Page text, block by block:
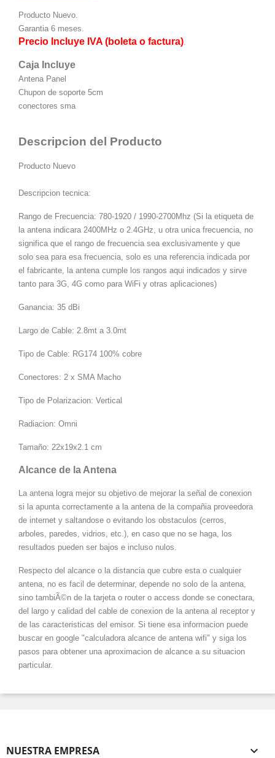
Producto Nuevo.
Garantia 6 meses.
Precio Incluye IVA (boleta o factura).
Caja Incluye
Antena Panel
Chupon de soporte 5cm
conectores sma
Descripcion del Producto
Producto Nuevo
Descripcion tecnica:
Rango de Frecuencia: 780-1920 / 1990-2700Mhz (Si la etiqueta de
la antena indicara 2400MHz o 2.4GHz, u otra unica frecuencia, no
significa que el rango de frecuencia sea exclusivamente y que
solo sea para esa frecuencia, solo es una referencia indicada por
el fabricante, la antena cumple los rangos aqui indicados y sirve
tanto para 3G, 4G como para WiFi y otras aplicaciones)
Ganancia: 35 dBi
Largo de Cable: 2.8mt a 3.0mt
Tipo de Cable: RG174 100% cobre
Conectores: 2 x SMA Macho
Tipo de Polarizacion: Vertical
Radiacion: Omni
Tamaño: 22x19x2.1 cm
Alcance de la Antena
La antena logra mejor su objetivo de mejorar la señal de conexion
si la apunta correctamente a la antena de la compañia proveedora
de internet y saltandose o evitando los obstaculos (cerros,
arboles, paredes, vidrios, etc.), en caso que no se haga, los
resultados pueden ser bajos e incluso nulos.
Respecto del alcance o la distancia que cubre esta o cualquier
antena, no es facil de determinar, depende no solo de la antena,
sino tambiÃ©n de la tarjeta o router o access donde se conectara,
del largo y calidad del cable de conexion de la antena al receptor y
de las caracteristicas del emisor. Si tiene esa informacion puede
buscar en google "calculadora alcance de antena wifi" y siga los
pasos para obtener una aproximacion de alcance a su situacion
particular.
NUESTRA EMPRESA 